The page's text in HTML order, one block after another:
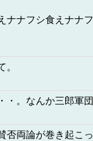
ナナフシ食えナナ
・。なんか三郎軍
否両論が巻き起こ